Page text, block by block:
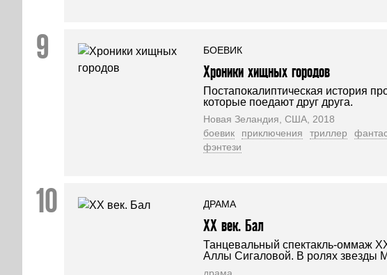
БОЕВИК
Хроники хищных городов
Постапокалиптическая история
которые поедают друг друга.
Новая Зеландия, США, 2018
боевик
приключения триллер
фэнтези
ДРАМА
XX век. Бал
Танцевальный спектакль-оммаж
Аллы Сигаловой. В ролях звезды